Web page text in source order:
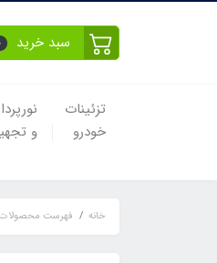
سبد خرید
تزئینات
خودرو
و
خانه فهرست محصولات